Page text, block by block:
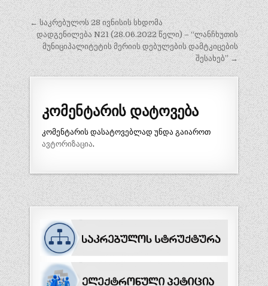
პოსტის
ნავიგაცია
← საკრებულოს 28 ივნისის სხდომა
დადგენილება N21 (28.06.2022 წელი) – “ლანჩხუთის
მუნიციპალიტეტის მერიის დებულების დამტკიცების
შესახებ” →
კომენტარის დატოვება
კომენტარის დასატოვებლად უნდა გაიაროთ
ავტორიზაცია.